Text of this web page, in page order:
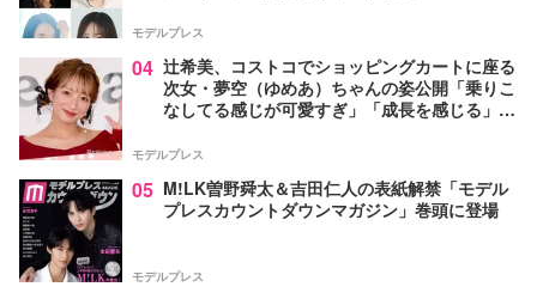
モデルプレス
04 辻希美、コストコでショッピングカートに座る
次女・夢空（ゆめあ）ちゃんの姿公開「乗りこ
なしてる感じが可愛すぎ」「成長を感じる」の
モデルプレス
05 M!LK曽野舜太＆吉田仁人の表紙解禁「モデル
プレスカウントダウンマガジン」巻頭に登場
モデルプレス